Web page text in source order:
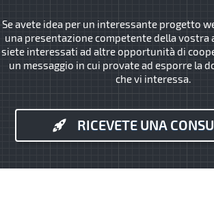
Se avete idea per un interessante progetto
una presentazione competente della vostra
siete interessati ad altre opportunità di
un messaggio in cui provate ad esporre la
che vi interessa.
RICEVETE UNA